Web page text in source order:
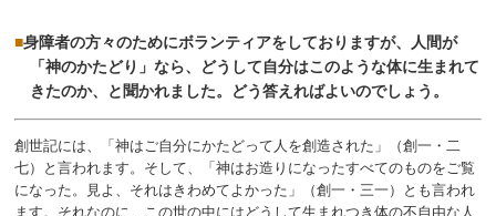
身障者の方々のためにボランティアをしておりますが、人間が
「神のかたどり」なら、どうして自分はこのような体に生まれて
きたのか、と聞かれました。どう答えればよいのでしょう。
創世記には、「神はご自分にかたどって人を創造された」（創一・二
七）と言われます。そして、「神はお造りになったすべてのものをご覧
になった。見よ、それはきわめてよかった」（創一・三一）とも言われ
ます。それなのに、この世の中にはどうして生まれつき体の不自由な人